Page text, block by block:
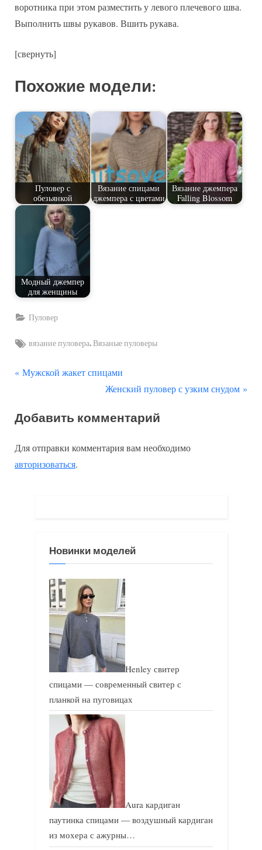
воротника при этом разместить у левого плечевого шва.
Выполнить швы рукавов. Вшить рукава.
[свернуть]
Похожие модели:
Пуловер с
обезьянкой
Вязание спицами
джемпера с цветами
Вязание джемпера
Falling Blossom
Модный джемпер
для женщины
Пуловер
Tags:
вязание пуловера,Вязаные пуловеры
Навигация
записям
П
д
д
у
Мужской жакет спицами
С
е
у
а
ь
:
Женский пуловер с узким снудом
Добавить комментарий
Для отправки комментария вам необходимо
авторизоваться.
Новинки моделей
Henley свитер
спицами — современный свитер с
планкой на пуговицах
Aura кардиган
паутинка спицами — воздушный кардиган
из мохера с ажурны…